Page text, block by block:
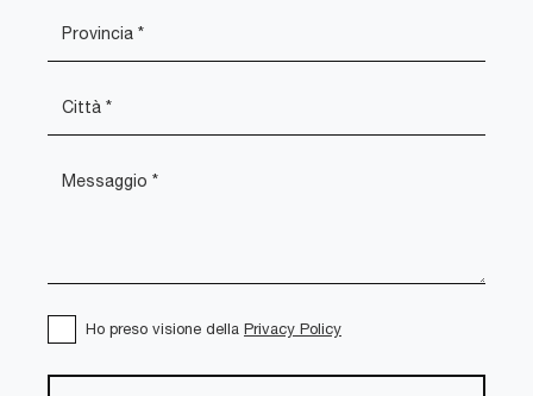
Ho preso visione della Privacy Policy